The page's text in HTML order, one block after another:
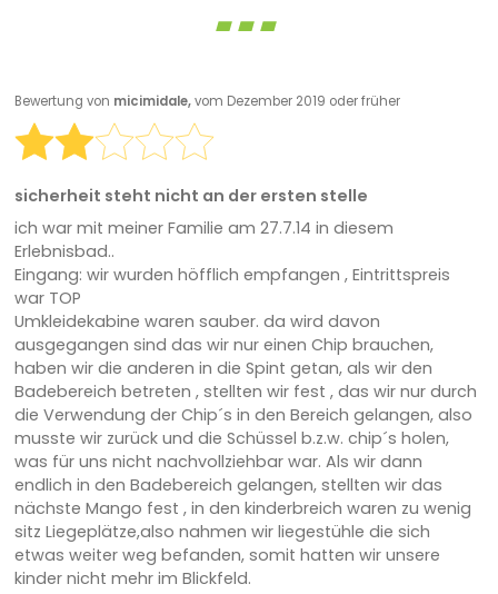
Bewertung von micimidale,vom Dezember 2019 oder früher
sicherheit steht nicht an der ersten stelle
ich war mit meiner Familie am 27.7.14 in diesem
Erlebnisbad..
Eingang: wir wurden höfflich empfangen , Eintrittspreis
war TOP
Umkleidekabine waren sauber. da wird davon
ausgegangen sind das wir nur einen Chip brauchen,
haben wir die anderen in die Spint getan, als wir den
Badebereich betreten , stellten wir fest , das wir nur durch
die Verwendung der Chip´s in den Bereich gelangen, also
musste wir zurück und die Schüssel b.z.w. chip´s holen,
was für uns nicht nachvollziehbar war. Als wir dann
endlich in den Badebereich gelangen, stellten wir das
nächste Mango fest , in den kinderbreich waren zu wenig
sitz Liegeplätze,also nahmen wir liegestühle die sich
etwas weiter weg befanden, somit hatten wir unsere
kinder nicht mehr im Blickfeld.